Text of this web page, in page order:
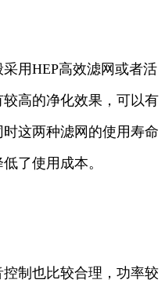
用HEP高效滤网或者活
高的净化效果，可以有
这两种滤网的使用寿命
了使用成本。
制也比较合理，功率较